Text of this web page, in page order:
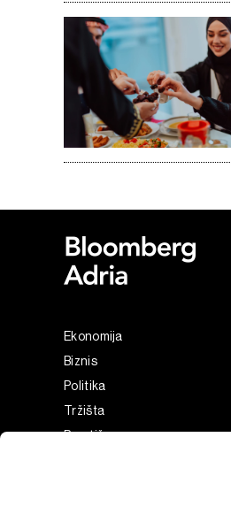
Ekonomija
Biznis
Politika
Tržišta
Prestiž